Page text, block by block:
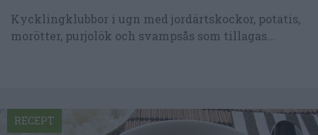
Kycklingklubbor i ugn med jordärtskockor, potatis,
morötter, purjolök och svampsås som tillagas...
RECEPT